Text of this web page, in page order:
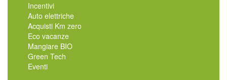
Incentivi
Auto elettriche
Acquisti Km zero
Eco vacanze
Mangiare BIO
Green Tech
Eventi